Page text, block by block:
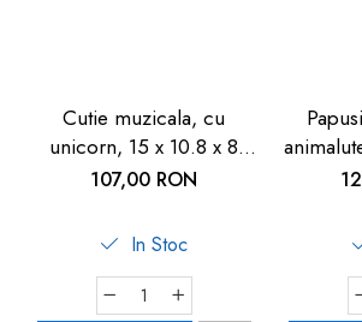
Cutie muzicala, cu
unicorn, 15 x 10.8 x 8
cm, de lemn, Goki
107,00 RON
In Stoc
3